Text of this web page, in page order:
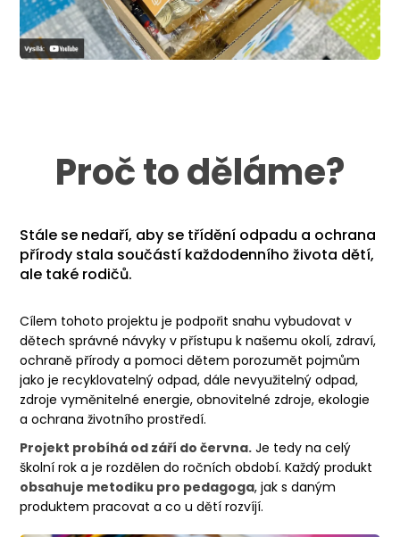
Proč to děláme?
Stále se nedaří, aby se třídění odpadu a ochrana
přírody stala součástí každodenního života dětí,
ale také rodičů.
Cílem tohoto projektu je podpořit snahu vybudovat v
dětech správné návyky v přístupu k našemu okolí, zdraví,
ochraně přírody a pomoci dětem porozumět pojmům
jako je recyklovatelný odpad, dále nevyužitelný odpad,
zdroje vyměnitelné energie, obnovitelné zdroje, ekologie
a ochrana životního prostředí.
Projekt probíhá od září do června. Je tedy na celý
školní rok a je rozdělen do ročních období. Každý produkt
obsahuje metodiku pro pedagoga, jak s daným
produktem pracovat a co u dětí rozvíjí.